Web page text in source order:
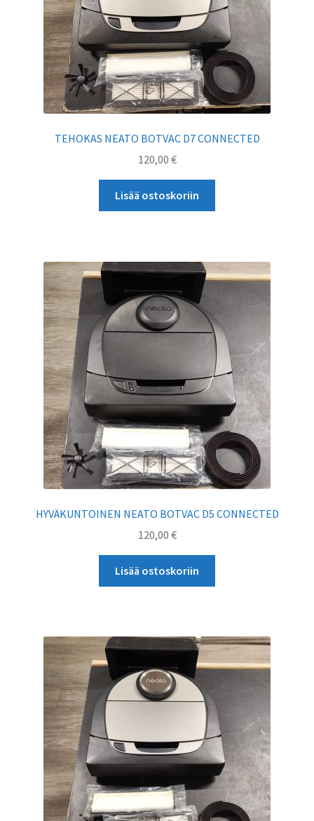
TEHOKAS NEATO BOTVAC D7 CONNECTED
120,00 €
Lisää ostoskoriin
HYVÄKUNTOINEN NEATO BOTVAC D5 CONNECTED
120,00 €
Lisää ostoskoriin